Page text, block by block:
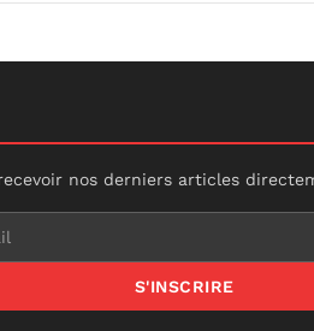
nos derniers articles
S'INSCRIRE